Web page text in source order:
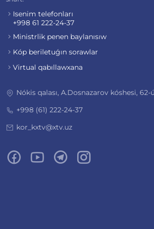
Isenim telefonları
+998 61 222-24-37
Ministrlik penen baylanısıw
Kóp beriletuǵın sorawlar
Virtual qabıllawxana
Nókis qalası, A.Dosnazarov kóshesi, 62-
+998 (61) 222-24-37
kor_kxtv@xtv.uz